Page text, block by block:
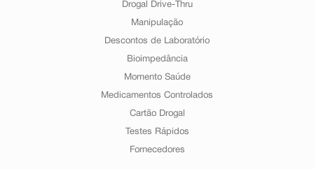
Drogal Drive-Thru
Manipulação
Descontos de Laboratório
Bioimpedância
Momento Saúde
Medicamentos Controlados
Cartão Drogal
Testes Rápidos
Fornecedores